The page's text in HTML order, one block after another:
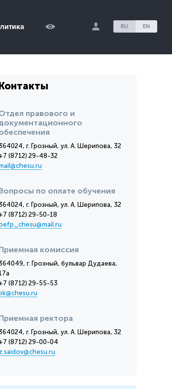
RU EN
правового и
г. Грозный, ул. А. Шерипова, 32
(8712) 29-48-32
по оплате обучения
г. Грозный, ул. А. Шерипова, 32
(8712) 29-50-18
комиссия
г. Грозный, бульвар Дудаева,
(8712) 29-55-53
ректора
г. Грозный, ул. А. Шерипова, 32
(8712) 29-00-04